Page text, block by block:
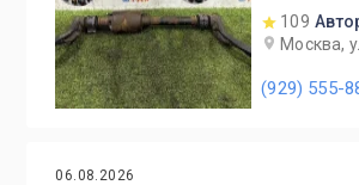
109
Москва,
(929) 555-
06.08.2026